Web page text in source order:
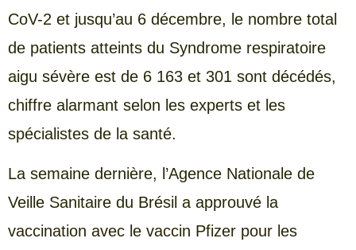
CoV-2 et jusqu’au 6 décembre, le nombre total
de patients atteints du Syndrome respiratoire
aigu sévère est de 6 163 et 301 sont décédés,
chiffre alarmant selon les experts et les
spécialistes de la santé.
La semaine dernière, l’Agence Nationale de
Veille Sanitaire du Brésil a approuvé la
vaccination avec le vaccin Pfizer pour les